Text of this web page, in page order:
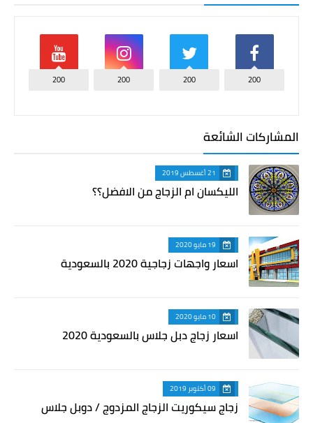
200
200
200
200
المشاركات الشائعة
21 أغسطس 2019
الليكسان ام الزجاج من الافضل؟؟
19 مايو 2020
اسعار واجهات زجاجية 2020 بالسعودية
10 مايو 2020
اسعار زجاج دبل جلاس بالسعودية 2020
09 أكتوبر 2019
زجاج سيكوريت الزجاج المزدوج / دوبل جلاس